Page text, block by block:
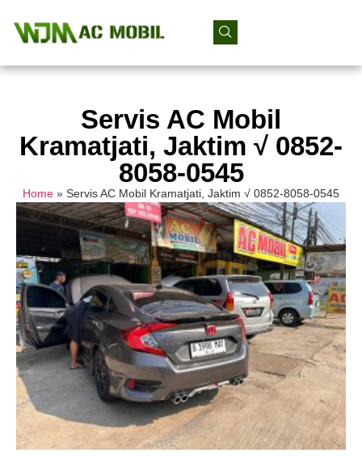
Servis AC Mobil
Kramatjati, Jaktim √ 0852-
8058-0545
Home » Servis AC Mobil Kramatjati, Jaktim √ 0852-8058-0545